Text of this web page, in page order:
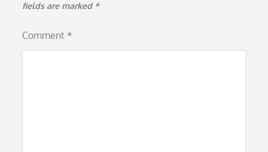
fields are marked *
Comment *